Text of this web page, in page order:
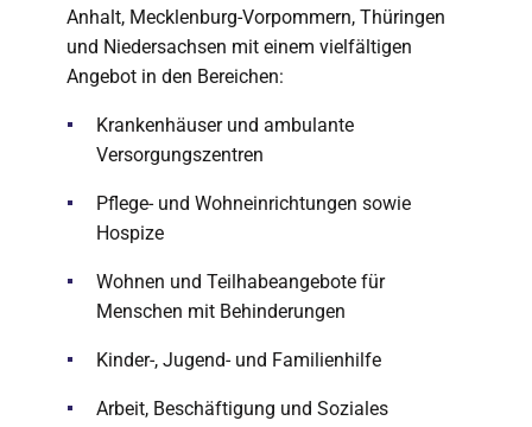
Anhalt, Mecklenburg-Vorpommern, Thüringen
und Niedersachsen mit einem vielfältigen
Angebot in den Bereichen:
Krankenhäuser und ambulante
Versorgungszentren
Pflege- und Wohneinrichtungen sowie
Hospize
Wohnen und Teilhabeangebote für
Menschen mit Behinderungen
Kinder-, Jugend- und Familienhilfe
Arbeit, Beschäftigung und Soziales